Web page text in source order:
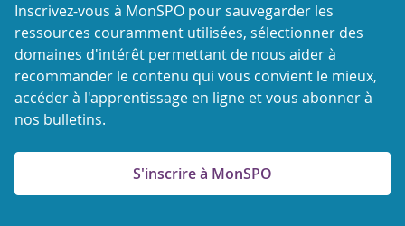
Inscrivez-vous à MonSPO pour sauvegarder les
ressources couramment utilisées, sélectionner des
domaines d'intérêt permettant de nous aider à
recommander le contenu qui vous convient le mieux,
accéder à l'apprentissage en ligne et vous abonner à
nos bulletins.
S'inscrire à MonSPO